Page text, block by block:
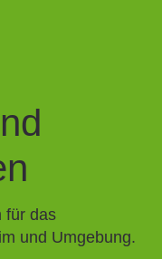
für das
und Umgebung.